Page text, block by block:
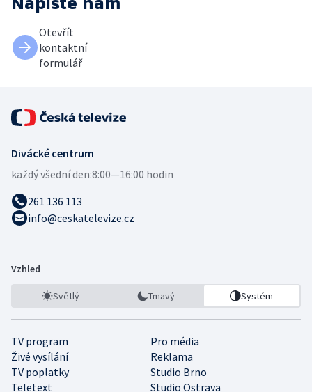
Otevřít
kontaktní
formulář
Divácké centrum
každý všední den:8:00—16:00 hodin
261 136 113
info@ceskatelevize.cz
Vzhled
Světlý Tmavý Systém
TV program
Pro média
Živé vysílání
Reklama
TV poplatky
Studio Brno
Teletext
Studio Ostrava